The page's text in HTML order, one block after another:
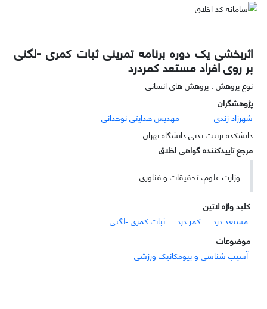
اثربخشی یک دوره برنامه تمرینی ثبات کمری -لگنی
بر روی افراد مستعد کمردرد
نوع پژوهش : پژوهش های انسانی
پژوهشگران
شهرزاد زندی
مهدیس هدایتی نوحدانی
دانشکده تربیت بدنی دانشگاه تهران
مرجع تاییدکننده گواهی اخلاق
وزارت علوم، تحقیقات و فناوری
کلید واژه لاتین
مستعد درد
کمر درد
ثبات کمری -لگنی
موضوعات
آسیب شناسی و بیومکانیک ورزشی